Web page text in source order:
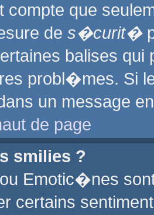
compte que
de s�curit�
balises
probl�mes. Si
un message
de page
smilies ?
Emotic�nes
certains